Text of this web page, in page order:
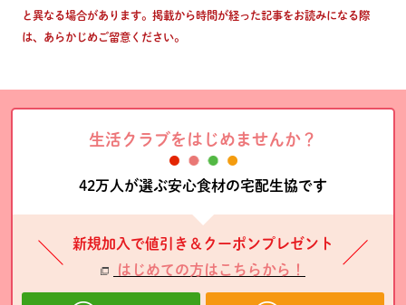
と異なる場合があります。掲載から時間が経った記事をお読みになる際
は、あらかじめご留意ください。
生活クラブをはじめませんか？
42万人が選ぶ安心食材の宅配生協です
新規加入で値引き＆クーポンプレゼント
はじめての方はこちらから！